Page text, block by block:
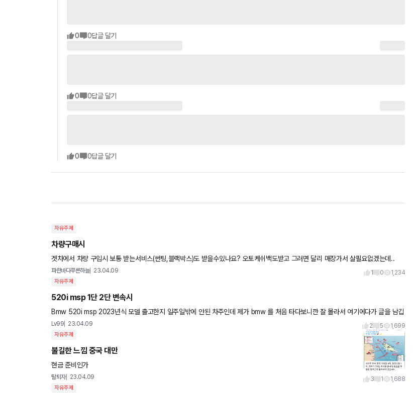
0 0답글 달기
0 0답글 달기
0 0답글 달기
자유주제
차량구매시
겟차에서 차량 구입시 보통 받는서비스(썬팅,블랙박스)도 받을수있나요? 오토케쉬백도받고 그러면 달리 매장가서 살필요없겠는데..
파란바다푸른하늘 23.04.09 1 0 1,234
자유주제
520i msp 1단 2단 변속시
Bmw 520i msp 2023년식 모델 출고한지 일주일밖에 안된 차주인데 제가 bmw 를 처음 타다보니깐 잘 몰라서 여기에다가 글을 남깁
니다. 제가 예민한거일수도 있겠지만 원래 1단에서 2단으로
Lv99 23.04.09 2 5 1,699
자유주제
불길한 느낌 중국 대만
현금 준비인가
탈퇴자 23.04.09 3 1 1,688
자유주제